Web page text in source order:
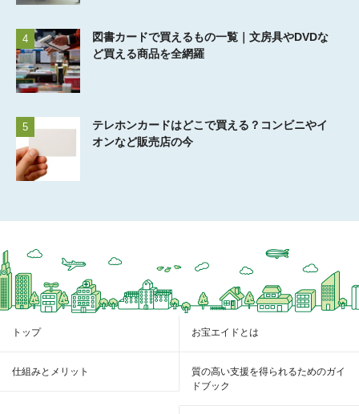
4
図書カードで買えるもの一覧｜文房具やDVDな
ど買える商品を全網羅
5
テレホンカードはどこで買える？コンビニやイ
オンなど販売店の今
トップ お宝エイドとは
仕組みとメリット
質の高い支援を得られるためのガイ
ドブック